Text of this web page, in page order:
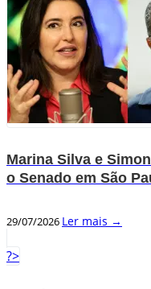
Marina Silva e
o Senado em São
29/07/2026 Ler mais →
?>